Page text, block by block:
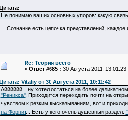
Цитата:
Не понимаю ваших основных упоров: какую
Сознание есть цепочка представлений, каждое
Re: Теория всего
« Ответ #685 : 30 Августа 2011, 13:01:23
Цитата: Vitaliy от 30 Августа 2011, 10:11:42
Айййййй... ну хотел остаться на более
"Реникса". Приходится переходить почти на
чувством к резким высказываниям, вот и
на Форнит... Есть у него очень душевный раздел: